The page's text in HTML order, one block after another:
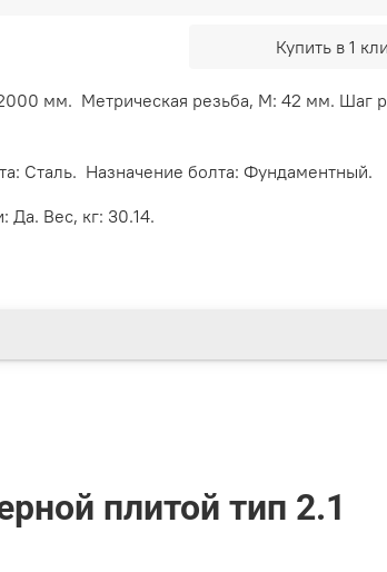
Купить в 1
мм. Метрическая резьба, М: 42 мм. Шаг
Сталь. Назначение болта: Фундаментный.
Да. Вес, кг: 30.14.
плитой тип 2.1